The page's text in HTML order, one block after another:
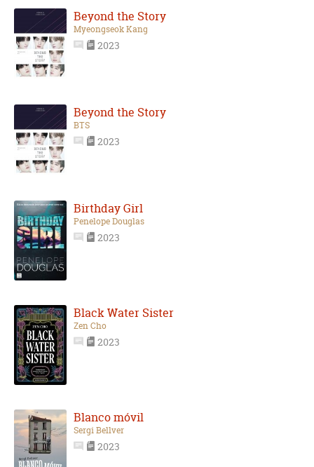
Beyond the Story
Myeongseok Kang
2023
Beyond the Story
BTS
2023
Birthday Girl
Penelope Douglas
2023
Black Water Sister
Zen Cho
2023
Blanco móvil
Sergi Bellver
2023